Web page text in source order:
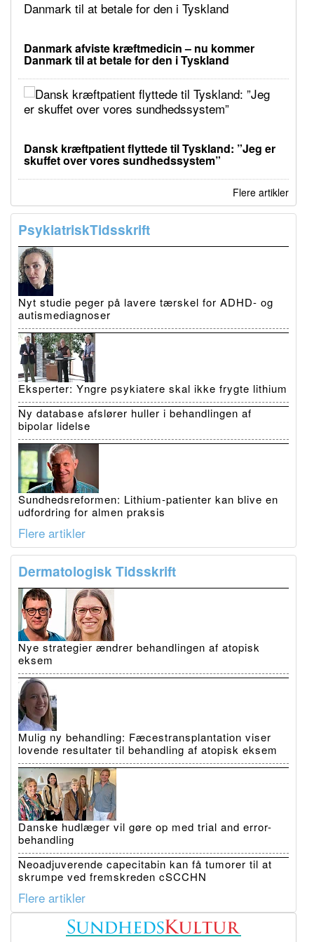
Danmark afviste kræftmedicin – nu kommer
Danmark til at betale for den i Tyskland
Dansk kræftpatient flyttede til Tyskland: ”Jeg er
skuffet over vores sundhedssystem”
Flere artikler
PsykiatriskTidsskrift
Nyt studie peger på lavere tærskel for ADHD- og
autismediagnoser
Eksperter: Yngre psykiatere skal ikke frygte lithium
Ny database afslører huller i behandlingen af
bipolar lidelse
Sundhedsreformen: Lithium-patienter kan blive en
udfordring for almen praksis
Flere artikler
Dermatologisk Tidsskrift
Nye strategier ændrer behandlingen af atopisk
eksem
Mulig ny behandling: Fæcestransplantation viser
lovende resultater til behandling af atopisk eksem
Danske hudlæger vil gøre op med trial and error-
behandling
Neoadjuverende capecitabin kan få tumorer til at
skrumpe ved fremskreden cSCCHN
Flere artikler